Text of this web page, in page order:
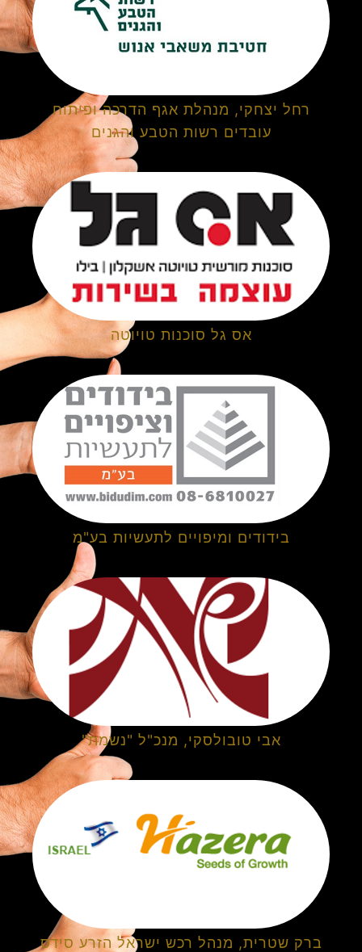
רחל יצחקי, מנהלת אגף הדרכה ופיתוח
עובדים רשות הטבע והגנים
אס גל סוכנות טויוטה
בידודים ומיפויים לתעשיות בע"מ
אבי טובולסקי, מנכ"ל "נשמת"
ברק שטרית, מנהל רכש ישראל הזרע סידס